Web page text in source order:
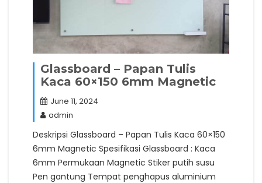
Glassboard – Papan Tulis
Kaca 60×150 6mm Magnetic
June 11, 2024
admin
Deskripsi Glassboard – Papan Tulis Kaca 60×150
6mm Magnetic Spesifikasi Glassboard : Kaca
6mm Permukaan Magnetic Stiker putih susu
Pen gantung Tempat penghapus aluminium